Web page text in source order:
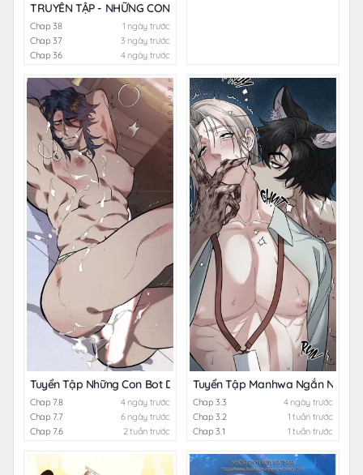
TRUYỂN TẬP - NHỮNG CON KU NÚNG NÍNH
Chap 38
1 ngày trước
Chap 37
3 ngày trước
Chap 36
4 ngày trước
Tuyển Tập Những Con Bot Dâm Múp Rụp
Chap 7.8
4 ngày trước
Chap 7.7
6 ngày trước
Chap 7.6
2 tuần trước
Tuyển Tập Manhwa Ngắn Nhân
Chap 3.3
4 ngày trước
Chap 3.2
1 tuần trước
Chap 3.1
1 tuần trước